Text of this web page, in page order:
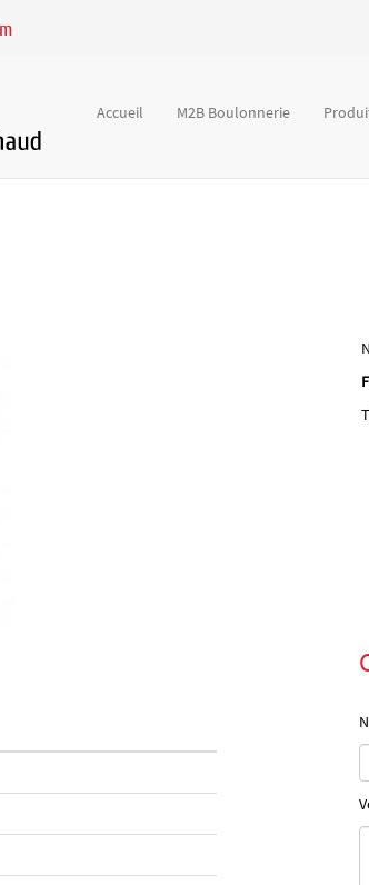
Accueil M2B Boulonnerie